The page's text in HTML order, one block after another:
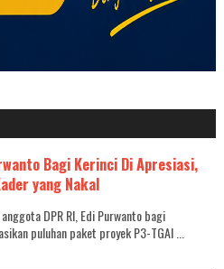
Bagi Kerinci Di Apresiasi,
yang Nakal
DPR RI, Edi Purwanto bagi
puluhan paket proyek P3-TGAI ...